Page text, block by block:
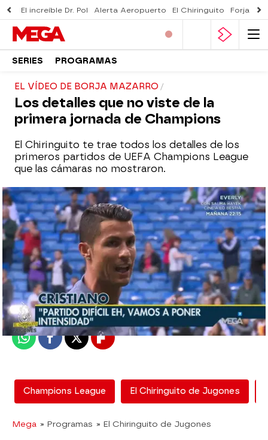
El increíble Dr. Pol Alerta Aeropuerto El Chiringuito Forjado
SERIES PROGRAMAS
EL VÍDEO DE BORJA MAZARRO
Los detalles que no viste de la
primera jornada de Champions
El Chiringuito te trae todos los detalles de los
primeros partidos de UEFA Champions League
que las cámaras no mostraron.
mega
Madrid
Publicado:08 de junio de 2018, 17:58
WhatsappFacebook
X Flipboard
Champions League El Chiringuito de Jugones
Mega » Programas » El Chiringuito de Jugones